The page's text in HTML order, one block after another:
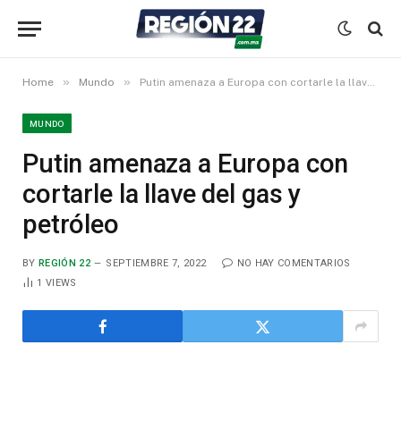
Home » Mundo » Putin amenaza a Europa con cortarle la llave del gas y petróleo
MUNDO
Putin amenaza a Europa con
cortarle la llave del gas y
petróleo
BY REGIÓN 22 SEPTIEMBRE 7, 2022
NO HAY COMENTARIOS
1VIEWS